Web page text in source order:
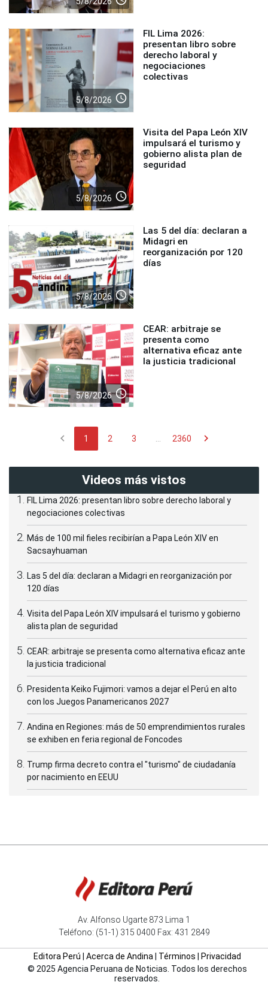
5/8/2026 access_time
FIL Lima 2026:
presentan libro sobre
derecho laboral y
negociaciones
colectivas
5/8/2026 access_time
Visita del Papa León XIV
impulsará el turismo y
gobierno alista plan de
seguridad
5/8/2026 access_time
Las 5 del día: declaran a
Midagri en
reorganización por 120
días
5/8/2026 access_time
CEAR: arbitraje se
presenta como
alternativa eficaz ante
la justicia tradicional
chevron_left 1 2 3 ... 2360 chevron_right
Videos más vistos
FIL Lima 2026: presentan libro sobre derecho laboral y
negociaciones colectivas
Más de 100 mil fieles recibirían a Papa León XIV en
Sacsayhuaman
Las 5 del día: declaran a Midagri en reorganización por
120 días
Visita del Papa León XIV impulsará el turismo y gobierno
alista plan de seguridad
CEAR: arbitraje se presenta como alternativa eficaz ante
la justicia tradicional
Presidenta Keiko Fujimori: vamos a dejar el Perú en alto
con los Juegos Panamericanos 2027
Andina en Regiones: más de 50 emprendimientos rurales
se exhiben en feria regional de Foncodes
Trump firma decreto contra el "turismo" de ciudadanía
por nacimiento en EEUU
Av. Alfonso Ugarte 873 Lima 1
Teléfono: (51-1) 315 0400 Fax: 431 2849
Editora Perú Acerca de Andina| Términos
Privacidad
© 2025 Agencia Peruana de Noticias. Todos los derechos
reservados.